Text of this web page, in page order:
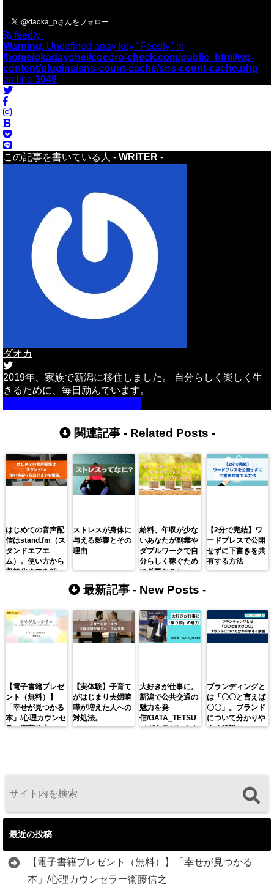
feedly
Warning: Undefined array key "Feedly" in
/home/okadayohei/cocoro-check.com/public_html/wp-
content/plugins/sns-count-cache/sns-count-cache.php
on line 3049
この記事を書いている人 - WRITER -
ダオカ
2019年、家族で新潟に移住しました。 自分らしく楽しく生
きるために、毎日励んでいます。
関連記事 - Related Posts -
はじめての音声配
信はstand.fm（ス
タンドエフエ
ム）。使い方から
収益化までを解
ストレスが身体に
与える影響とその
理由
給料、年収が少な
いあなたが副業や
ダブルワークで自
分らしく稼ぐため
に必要なこと
【2分で完結】ワ
ードプレスで公開
せずに下書きを共
有する方法
最新記事 - New Posts -
【電子書籍プレゼ
ント（無料）】
「幸せが見つかる
本」/心理カウンセ
ラー衛藤信之
【実体験】子育て
がはじまり夫婦喧
嘩が増えた人への
対処法。
大好きが仕事に。
新潟で公共交通の
魅力を発
信/GATA_TETSU
（ガタテツ）さん
ブランディングと
は「〇〇と言えば
〇〇」。ブランド
について分かりや
すく解説。
最近の投稿
【電子書籍プレゼント（無料）】「幸せが見つかる
本」/心理カウンセラー衛藤信之